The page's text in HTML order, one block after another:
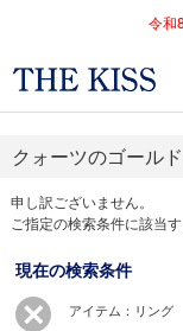
令和
クォーツのゴール
申し訳ございません。
ご指定の検索条件に該当
現在の検索条件
アイテム：リング